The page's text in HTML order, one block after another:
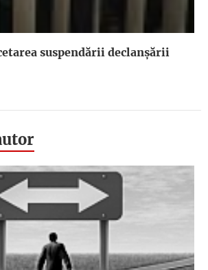
suspendării declanşării